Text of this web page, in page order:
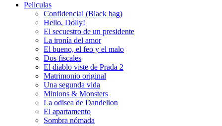
Peliculas
Confidencial (Black bag)
Hello, Dolly!
El secuestro de un presidente
La ironía del amor
El bueno, el feo y el malo
Dos fiscales
El diablo viste de Prada 2
Matrimonio original
Una segunda vida
Minions & Monsters
La odisea de Dandelion
El apartamento
Sombra nómada